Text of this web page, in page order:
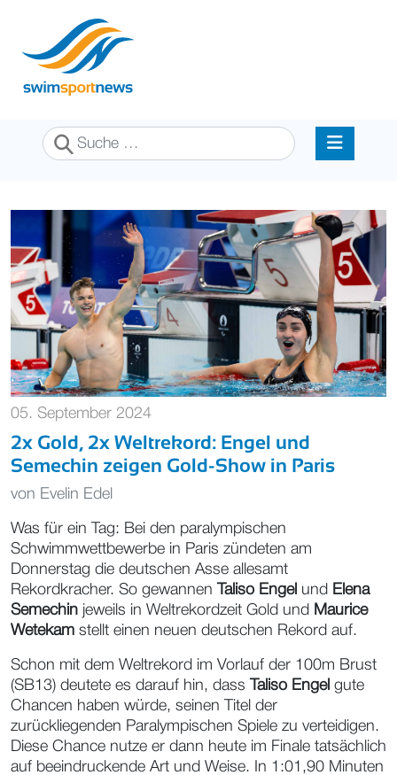
Suchen
05. September 2024
2x Gold, 2x Weltrekord: Engel und
Semechin zeigen Gold-Show in Paris
von Evelin Edel
Was für ein Tag: Bei den paralympischen
Schwimmwettbewerbe in Paris zündeten am
Donnerstag die deutschen Asse allesamt
Rekordkracher. So gewannen
Taliso Engel und Elena
Semechin jeweils in Weltrekordzeit Gold und Maurice
Wetekam stellt einen neuen deutschen Rekord auf.
Schon mit dem Weltrekord im Vorlauf der 100m Brust
(SB13) deutete es darauf hin, dass
Taliso Engel gute
Chancen haben würde, seinen Titel der
zurückliegenden Paralympischen Spiele zu verteidigen.
Diese Chance nutze er dann heute im Finale tatsächlich
auf beeindruckende Art und Weise. In 1:01,90 Minuten